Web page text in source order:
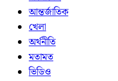
আন্তর্জাতিক
খেলা
অর্থনীতি
মতামত
ভিডিও